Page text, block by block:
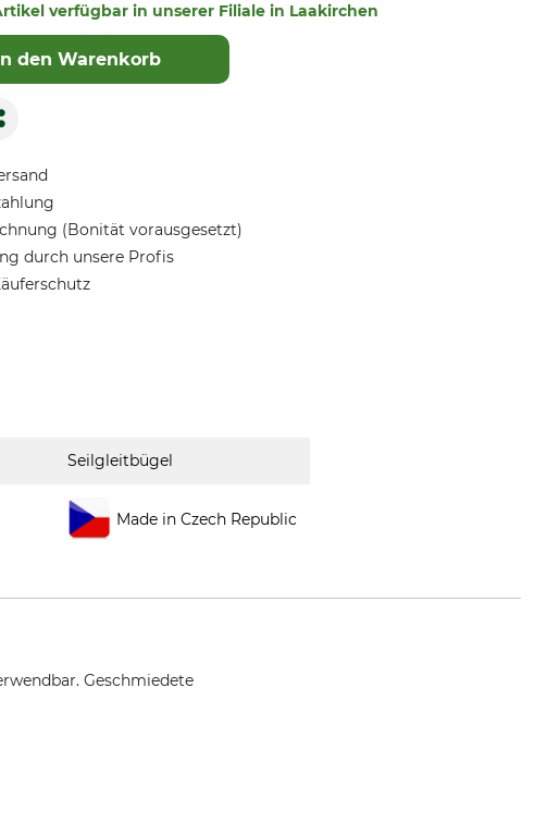
verfügbar in unserer Filiale in Laakirchen
den Warenkorb
(Bonität vorausgesetzt)
durch unsere Profis
Seilgleitbügel
Made in Czech Republic
Geschmiedete